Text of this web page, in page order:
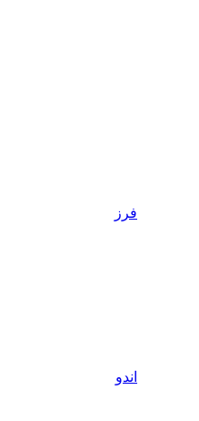
فرز
اندو